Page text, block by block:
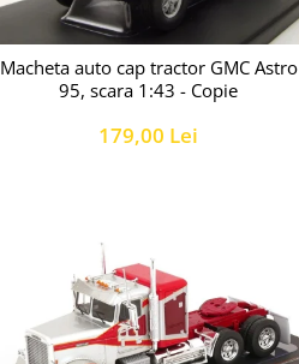
Macheta auto cap tractor GMC Astro
95, scara 1:43 - Copie
179,00 Lei